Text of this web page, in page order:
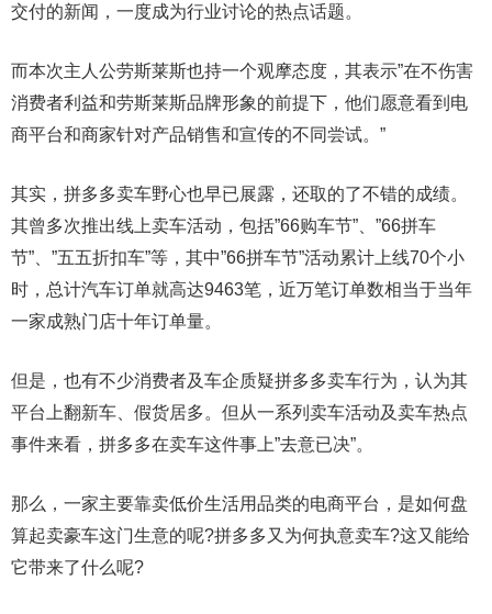
交付的新闻，一度成为行业讨论的热点话题。
而本次主人公劳斯莱斯也持一个观摩态度，其表示”在不伤害
消费者利益和劳斯莱斯品牌形象的前提下，他们愿意看到电
商平台和商家针对产品销售和宣传的不同尝试。”
其实，拼多多卖车野心也早已展露，还取的了不错的成绩。
其曾多次推出线上卖车活动，包括”66购车节”、”66拼车
节”、”五五折扣车”等，其中”66拼车节”活动累计上线70个小
时，总计汽车订单就高达9463笔，近万笔订单数相当于当年
一家成熟门店十年订单量。
但是，也有不少消费者及车企质疑拼多多卖车行为，认为其
平台上翻新车、假货居多。但从一系列卖车活动及卖车热点
事件来看，拼多多在卖车这件事上”去意已决”。
那么，一家主要靠卖低价生活用品类的电商平台，是如何盘
算起卖豪车这门生意的呢?拼多多又为何执意卖车?这又能给
它带来了什么呢?